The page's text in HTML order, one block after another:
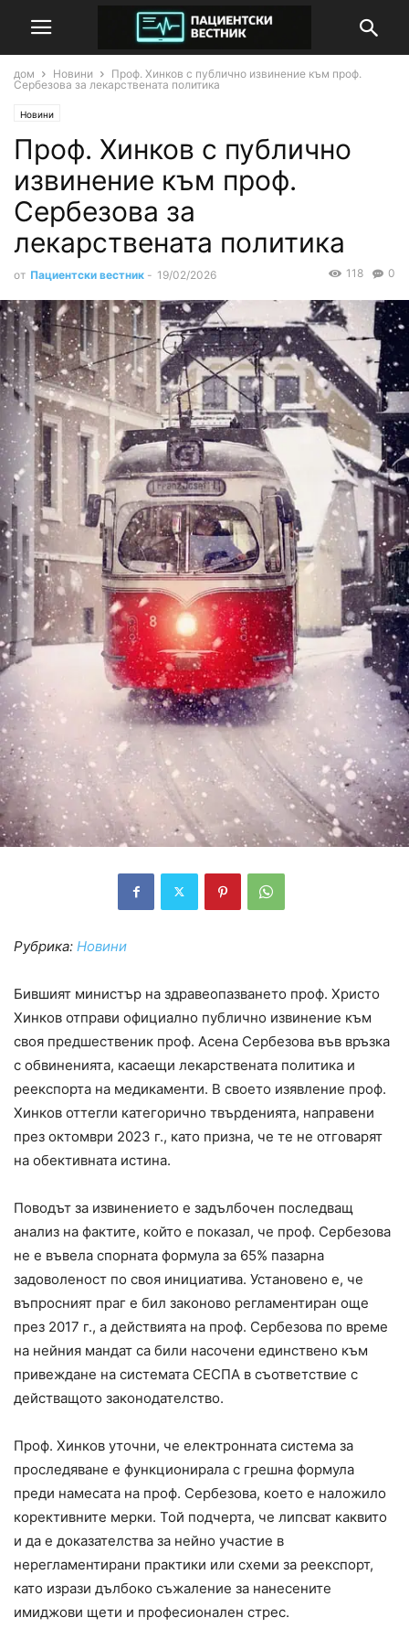
дом Новини
Проф. Хинков с публично извинение към проф.
Сербезова за лекарствената политика
Новини
Проф. Хинков с публично
извинение към проф.
Сербезова за
лекарствената политика
от Пациентски вестник - 19/02/2026 0
118
Рубрика: Новини
Бившият министър на здравеопазването проф. Христо
Хинков отправи официално публично извинение към
своя предшественик проф. Асена Сербезова във връзка
с обвиненията, касаещи лекарствената политика и
реекспорта на медикаменти. В своето изявление проф.
Хинков оттегли категорично твърденията, направени
през октомври 2023 г., като призна, че те не отговарят
на обективната истина.
Поводът за извинението е задълбочен последващ
анализ на фактите, който е показал, че проф. Сербезова
не е въвела спорната формула за 65% пазарна
задоволеност по своя инициатива. Установено е, че
въпросният праг е бил законово регламентиран още
през 2017 г., а действията на проф. Сербезова по време
на нейния мандат са били насочени единствено към
привеждане на системата СЕСПА в съответствие с
действащото законодателство.
Проф. Хинков уточни, че електронната система за
проследяване е функционирала с грешна формула
преди намесата на проф. Сербезова, което е наложило
корективните мерки. Той подчерта, че липсват каквито
и да е доказателства за нейно участие в
нерегламентирани практики или схеми за реекспорт,
като изрази дълбоко съжаление за нанесените
имиджови щети и професионален стрес.